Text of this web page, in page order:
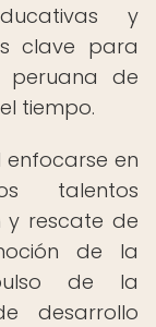
y
clave para
peruana de
tiempo.
enfocarse en
talentos
y rescate de
de la
de la
desarrollo